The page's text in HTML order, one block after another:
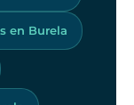
en Burela